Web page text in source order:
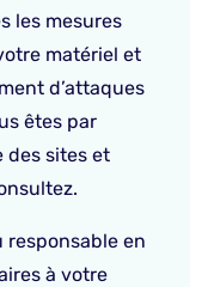
les mesures
matériel et
d’attaques
êtes par
des sites et
responsable en
à votre